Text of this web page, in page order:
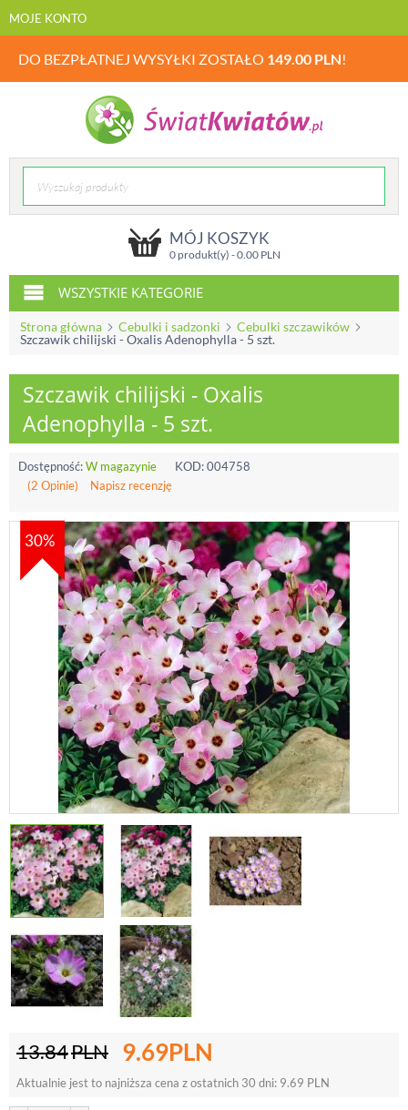
MOJE KONTO
DO BEZPŁATNEJ WYSYŁKI ZOSTAŁO 149.00 PLN!
MÓJ KOSZYK
0 produkt(y) -0.00PLN
WSZYSTKIE KATEGORIE
Strona główna Cebulki i sadzonki
Cebulki szczawików
Szczawik chilijski - Oxalis Adenophylla - 5 szt.
Szczawik chilijski - Oxalis
Adenophylla - 5 szt.
Dostępność:W magazynie KOD:004758
(2 Opinie)
Napisz recenzję
30%
13.84PLN 9.69PLN
Aktualnie jest to najniższa cena z ostatnich 30 dni: 9.69 PLN